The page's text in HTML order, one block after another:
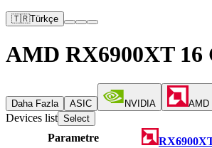
🇹🇷Türkçe
AMD RX6900XT 16
Daha Fazla ASIC NVIDIA AMD
Devices list Select
Parametre